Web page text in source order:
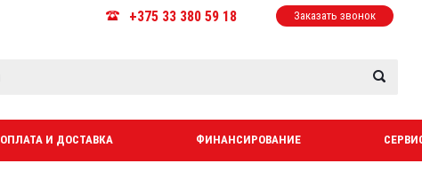
+375 33 380 59 18 Заказать звонок
ОПЛАТА И ДОСТАВКА ФИНАНСИРОВАНИЕ